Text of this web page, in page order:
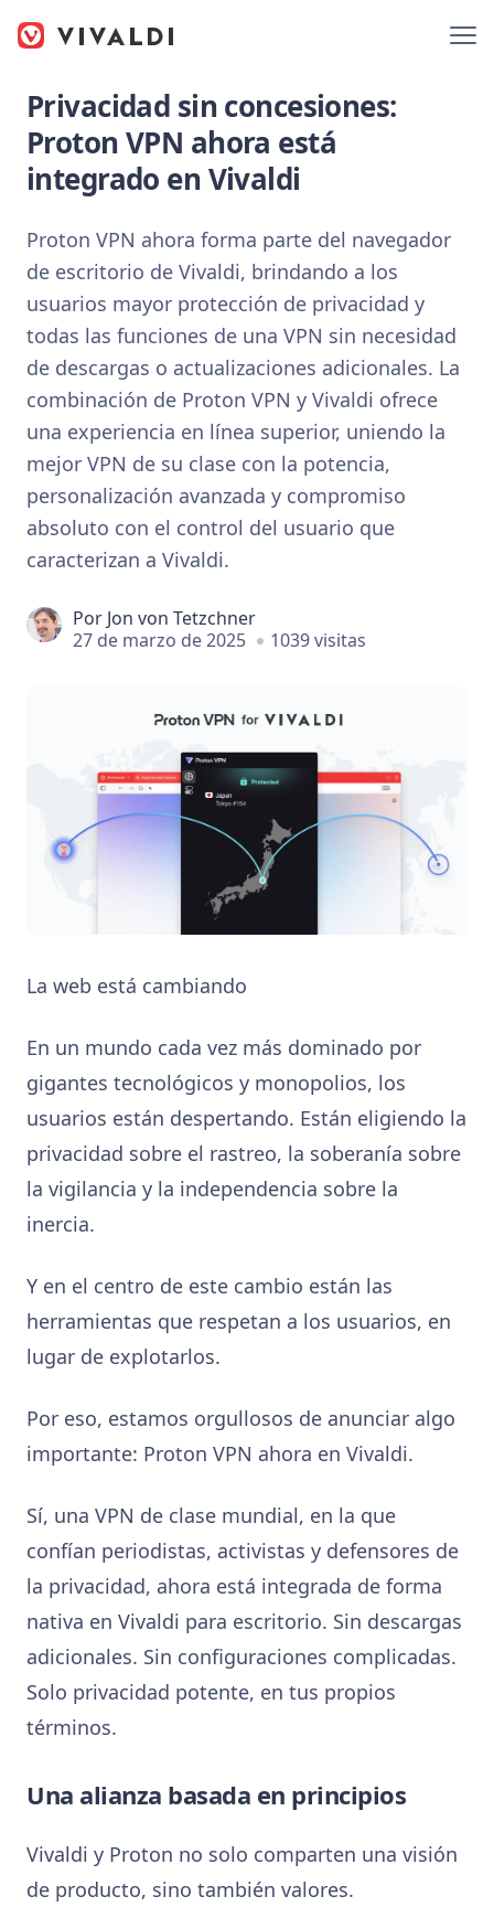
Privacidad sin concesiones:
Proton VPN ahora está
integrado en Vivaldi
Proton VPN ahora forma parte del navegador
de escritorio de Vivaldi, brindando a los
usuarios mayor protección de privacidad y
todas las funciones de una VPN sin necesidad
de descargas o actualizaciones adicionales. La
combinación de Proton VPN y Vivaldi ofrece
una experiencia en línea superior, uniendo la
mejor VPN de su clase con la potencia,
personalización avanzada y compromiso
absoluto con el control del usuario que
caracterizan a Vivaldi.
Por Jon von Tetzchner
27 de marzo de 2025
1039 visitas
La web está cambiando
En un mundo cada vez más dominado por
gigantes tecnológicos y monopolios, los
usuarios están despertando. Están eligiendo la
privacidad sobre el rastreo, la soberanía sobre
la vigilancia y la independencia sobre la
inercia.
Y en el centro de este cambio están las
herramientas que respetan a los usuarios, en
lugar de explotarlos.
Por eso, estamos orgullosos de anunciar algo
importante: Proton VPN ahora en Vivaldi.
Sí, una VPN de clase mundial, en la que
confían periodistas, activistas y defensores de
la privacidad, ahora está integrada de forma
nativa en Vivaldi para escritorio. Sin descargas
adicionales. Sin configuraciones complicadas.
Solo privacidad potente, en tus propios
términos.
Una alianza basada en principios
Vivaldi y Proton no solo comparten una visión
de producto, sino también valores.